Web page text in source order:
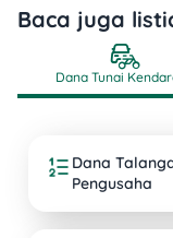
Baca juga
Dana Tunai
Dana
Pengusaha